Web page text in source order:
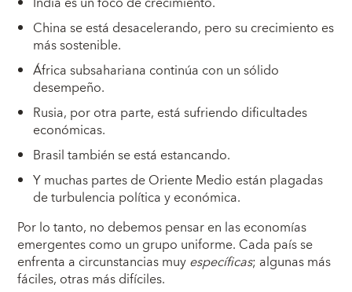
China se está desacelerando, pero su crecimiento es
más sostenible.
África subsahariana continúa con un sólido
desempeño.
Rusia, por otra parte, está sufriendo dificultades
económicas.
Brasil también se está estancando.
Y muchas partes de Oriente Medio están plagadas
de turbulencia política y económica.
Por lo tanto, no debemos pensar en las economías
emergentes como un grupo uniforme. Cada país se
enfrenta a circunstancias muyespecíficas; algunas más
fáciles, otras más difíciles.